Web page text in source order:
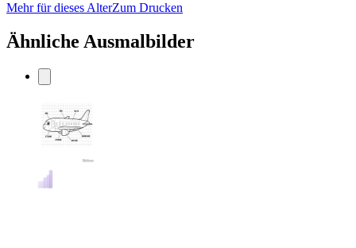
Mehr für dieses AlterZum Drucken
Ähnliche Ausmalbilder